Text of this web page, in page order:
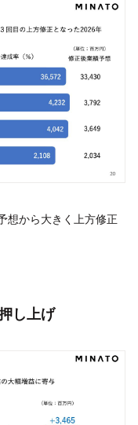
想から大きく上方修正
し上げ